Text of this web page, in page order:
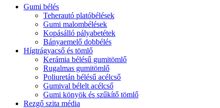
Gumi bélés
Teherautó platóbélések
Gumi malombélések
Kopásálló pályabetétek
Bányaemelő dobbélés
Hígtrágyacső és tömlő
Kerámia bélésű gumitömlő
Rugalmas gumitömlő
Poliuretán bélésű acélcső
Gumival bélelt acélcső
Gumi könyök és szűkítő tömlő
Rezgő szita média